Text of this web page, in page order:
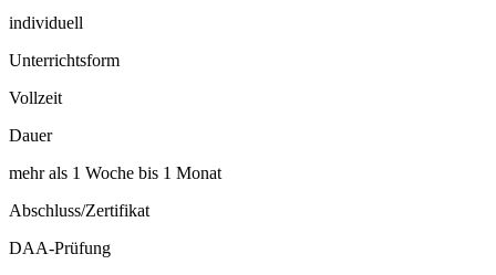
individuell
Unterrichtsform
Vollzeit
Dauer
mehr als 1 Woche bis 1 Monat
Abschluss/Zertifikat
DAA-Prüfung